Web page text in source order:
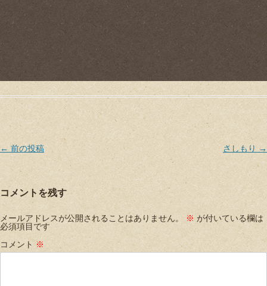
Post navigation
←前の投稿 さしもり →
コメントを残す
メールアドレスが公開されることはありません。 ※ が付いている欄は
必須項目です
コメント※